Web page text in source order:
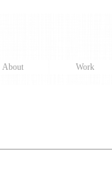
About Work